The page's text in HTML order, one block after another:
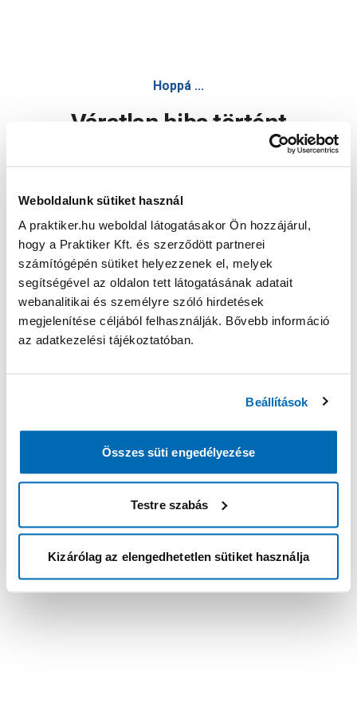
Weboldalunk sütiket használ
A praktiker.hu weboldal látogatásakor Ön hozzájárul,
hogy a Praktiker Kft. és szerződött partnerei
számítógépén sütiket helyezzenek el, melyek
segítségével az oldalon tett látogatásának adatait
webanalitikai és személyre szóló hirdetések
megjelenítése céljából felhasználják. Bővebb információ
az adatkezelési tájékoztatóban.
Beállítások
Összes süti engedélyezése
Testre szabás
Kizárólag az elengedhetetlen sütiket használja
Hoppá ...
Váratlan hiba történt
Oldal újratöltése